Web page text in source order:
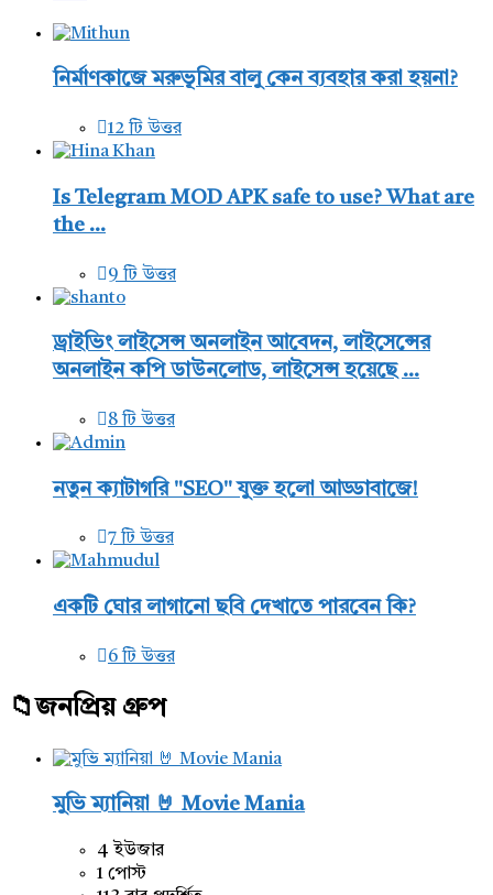
নির্মাণকাজে মরুভূমির বালু কেন ব্যবহার করা হয়না?
12 টি উত্তর
Is Telegram MOD APK safe to use? What are
the ...
9 টি উত্তর
ড্রাইভিং লাইসেন্স অনলাইন আবেদন, লাইসেন্সের
অনলাইন কপি ডাউনলোড, লাইসেন্স হয়েছে ...
8 টি উত্তর
নতুন ক্যাটাগরি "SEO" যুক্ত হলো আড্ডাবাজে!
7 টি উত্তর
একটি ঘোর লাগানো ছবি দেখাতে পারবেন কি?
6 টি উত্তর
জনপ্রিয় গ্রুপ
মুভি ম্যানিয়া 🤘 Movie Mania
4 ইউজার
1 পোস্ট